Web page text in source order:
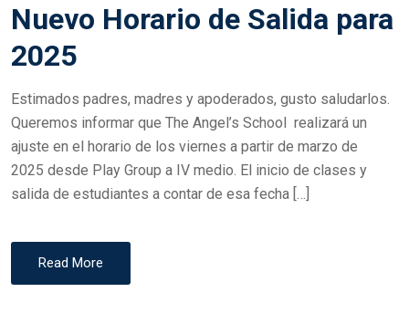
S
Nuevo Horario de Salida para
2025
Estimados padres, madres y apoderados, gusto saludarlos.
Queremos informar que The Angel’s School realizará un
ajuste en el horario de los viernes a partir de marzo de
2025 desde Play Group a IV medio. El inicio de clases y
salida de estudiantes a contar de esa fecha […]
Read More